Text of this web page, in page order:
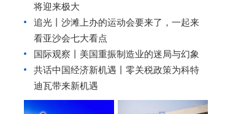
将迎来极大
追光丨 沙滩上办的运动会要来了，一起来
看亚沙会七大看点
国际观察丨 美国重振制造业的迷局与幻象
共话中国经济新机遇丨零关税政策为科特
迪瓦带来新机遇